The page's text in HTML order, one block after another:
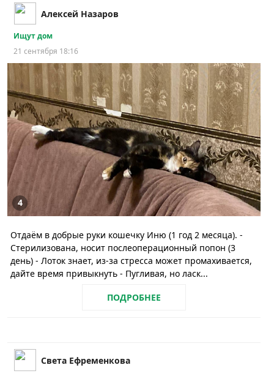
Алексей Назаров
Ищут дом
21 сентября 18:16
4
Отдаём в добрые руки кошечку Иню (1 год 2 месяца). -
Стерилизована, носит послеоперационный попон (3
день) - Лоток знает, из-за стресса может промахивается,
дайте время привыкнуть - Пугливая, но ласк...
ПОДРОБНЕЕ
Света Ефременкова